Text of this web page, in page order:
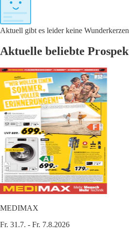
Aktuell gibt es leider keine
Aktuelle beliebte
MEDIMAX
Fr. 31.7. - Fr. 7.8.2026